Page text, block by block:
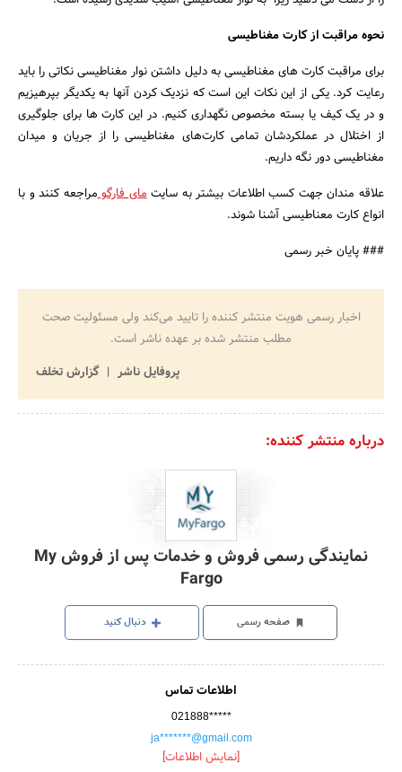
نحوه مراقبت از کارت مغناطیسی
برای مراقبت کارت های مغناطیسی به دلیل داشتن نوار مغناطیسی نکاتی را باید
رعایت کرد. یکی از این نکات این است که نزدیک کردن آنها به یکدیگر بپرهیزیم
و در یک کیف یا بسته مخصوص نگهداری کنیم. در این کارت ها برای جلوگیری
از اختلال در عملکردشان تمامی کارت‌های مغناطیسی را از جریان و میدان
مغناطیسی دور نگه داریم.
علاقه مندان جهت کسب اطلاعات بیشتر به سایتمای فارگومراجعه کنند و با
انواع کارت معناطیسی آشنا شوند.
### پایان خبر رسمی
اخبار رسمی هویت منتشر کننده را تایید می‌کند ولی مسئولیت صحت
مطلب منتشر شده بر عهده ناشر است.
پروفایل ناشر
گزارش تخلف
درباره منتشر کننده:
نمایندگی رسمی فروش و خدمات پس از فروش My
Fargo
صفحه رسمی دنبال کنید
اطلاعات تماس
021888*****
ja*******@gmail.com
[نمایش اطلاعات]